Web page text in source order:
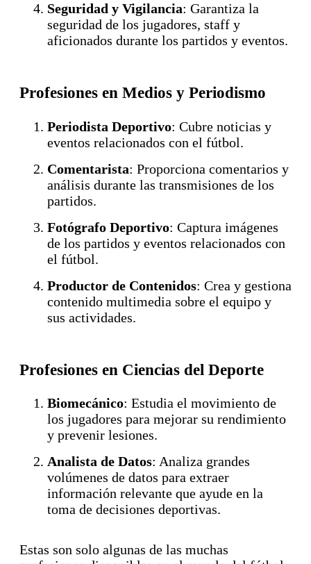
Seguridad y Vigilancia: Garantiza la
seguridad de los jugadores, staff y
aficionados durante los partidos y eventos.
Profesiones en Medios y Periodismo
Periodista Deportivo: Cubre noticias y
eventos relacionados con el fútbol.
Comentarista: Proporciona comentarios y
análisis durante las transmisiones de los
partidos.
Fotógrafo Deportivo: Captura imágenes
de los partidos y eventos relacionados con
el fútbol.
Productor de Contenidos: Crea y gestiona
contenido multimedia sobre el equipo y
sus actividades.
Profesiones en Ciencias del Deporte
Biomecánico: Estudia el movimiento de
los jugadores para mejorar su rendimiento
y prevenir lesiones.
Analista de Datos: Analiza grandes
volúmenes de datos para extraer
información relevante que ayude en la
toma de decisiones deportivas.
Estas son solo algunas de las muchas